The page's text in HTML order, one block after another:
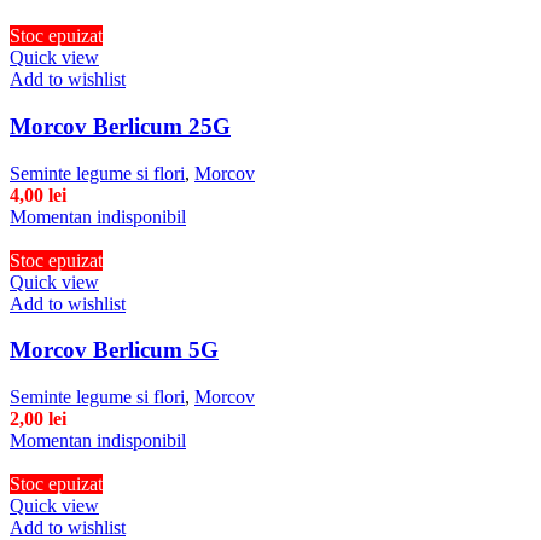
Stoc epuizat
Quick view
Add to wishlist
Morcov Berlicum 25G
Seminte legume si flori, Morcov
4,00 lei
Momentan indisponibil
Stoc epuizat
Quick view
Add to wishlist
Morcov Berlicum 5G
Seminte legume si flori, Morcov
2,00 lei
Momentan indisponibil
Stoc epuizat
Quick view
Add to wishlist